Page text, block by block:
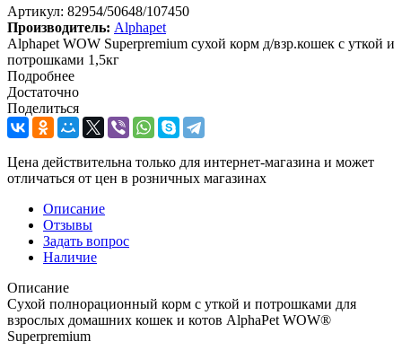
Артикул: 82954/50648/107450
Производитель: Alphapet
Alphapet WOW Superpremium сухой корм д/взр.кошек с уткой и
потрошками 1,5кг
Подробнее
Достаточно
Поделиться
Цена действительна только для интернет-магазина и может
отличаться от цен в розничных магазинах
Описание
Отзывы
Задать вопрос
Наличие
Описание
Сухой полнорационный корм с уткой и потрошками для
взрослых домашних кошек и котов AlphaPet WOW®
Superpremium